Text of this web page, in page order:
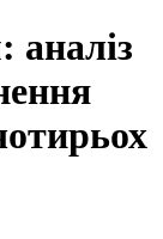
аналіз